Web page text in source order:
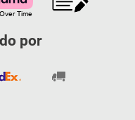
por